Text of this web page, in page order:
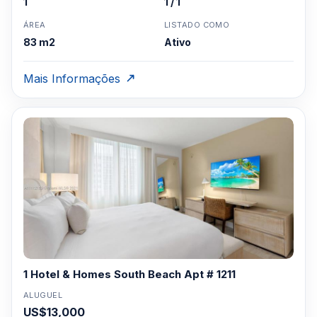
serviços de câmbio
catering e serviços de chef privativos
• Centro de fitness e spa com serviço completo
• Serviços de massagem, spa e academia na residência,
incluindo treinamento pessoal
• Acesso prioritário a todas as instalações e comodidades
• Acesso às salas de reuniões e ao business center do
hotel
• Cabanas privativas mobiliadas no deck da piscina
• Compras pessoais e serviços de entrega, incluindo
mantimentos, lavagem a seco e farmácias
ÁREA
83 m2
LISTADO COMO
Ativo
Mais Informações
1 Hotel & Homes South Beach Apt # 1211
ALUGUEL
US$13,000